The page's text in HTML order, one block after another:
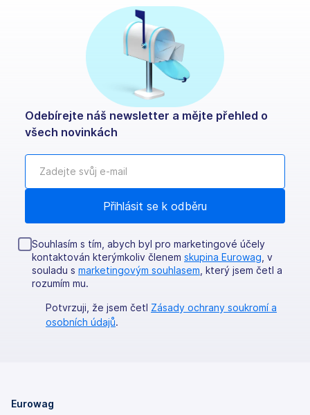
Odebírejte náš newsletter a mějte přehled o
všech novinkách
Souhlasím s tím, abych byl pro marketingové účely
kontaktován kterýmkoliv členem skupina Eurowag , v
souladu s marketingovým souhlasem , který jsem četl a
rozumím mu.
Potvrzuji, že jsem četl Zásady ochrany soukromí a
osobních údajů.
Eurowag